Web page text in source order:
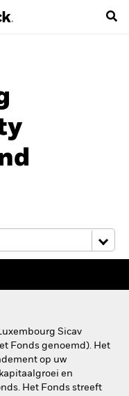
Sicav
Fonds genoemd). Het
op uw
en
Het Fonds streeft